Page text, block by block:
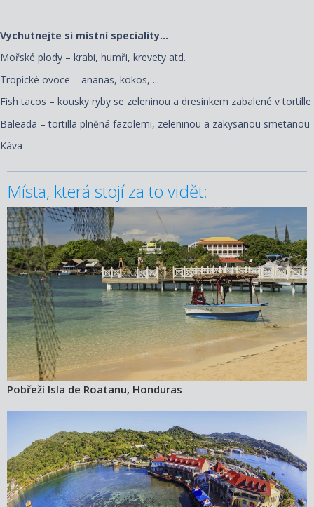
Vychutnejte si místní speciality…
Mořské plody – krabi, humři, krevety atd.
Tropické ovoce – ananas, kokos, ...
Fish tacos – kousky ryby se zeleninou a dresinkem zabalené v tortille
Baleada – tortilla plněná fazolemi, zeleninou a zakysanou smetanou
Káva
Místa, která stojí za to vidět:
Pobřeží Isla de Roatanu, Honduras